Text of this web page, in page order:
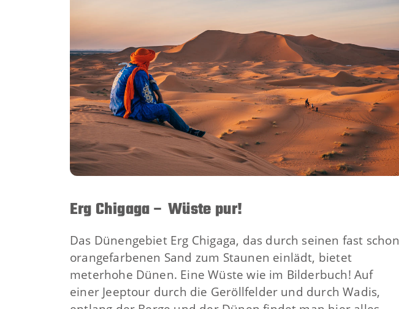
Erg Chigaga – Wüste pur!
Das Dünengebiet Erg Chigaga, das durch seinen fast schon
orangefarbenen Sand zum Staunen einlädt, bietet
meterhohe Dünen. Eine Wüste wie im Bilderbuch! Auf
einer Jeeptour durch die Geröllfelder und durch Wadis,